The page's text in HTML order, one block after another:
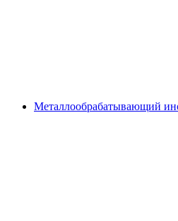
Металлообрабатывающий